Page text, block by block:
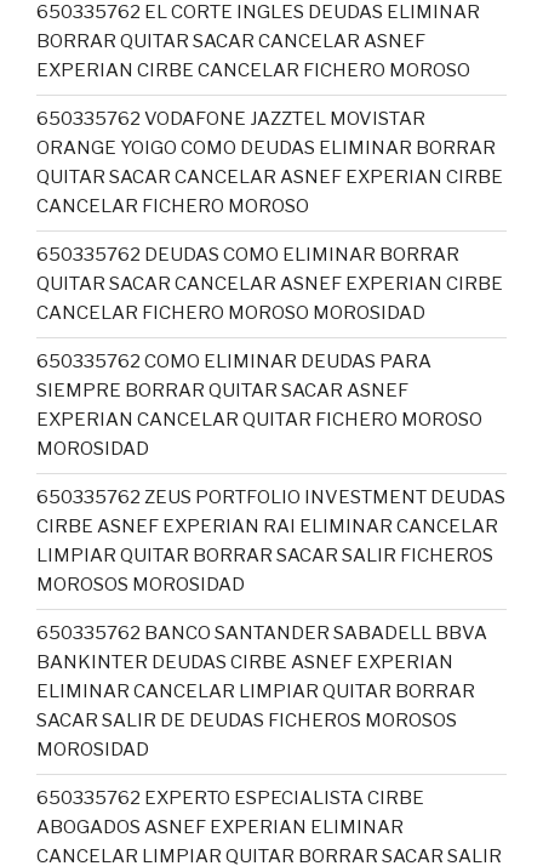
650335762 EL CORTE INGLES DEUDAS ELIMINAR
BORRAR QUITAR SACAR CANCELAR ASNEF
EXPERIAN CIRBE CANCELAR FICHERO MOROSO
650335762 VODAFONE JAZZTEL MOVISTAR
ORANGE YOIGO COMO DEUDAS ELIMINAR BORRAR
QUITAR SACAR CANCELAR ASNEF EXPERIAN CIRBE
CANCELAR FICHERO MOROSO
650335762 DEUDAS COMO ELIMINAR BORRAR
QUITAR SACAR CANCELAR ASNEF EXPERIAN CIRBE
CANCELAR FICHERO MOROSO MOROSIDAD
650335762 COMO ELIMINAR DEUDAS PARA
SIEMPRE BORRAR QUITAR SACAR ASNEF
EXPERIAN CANCELAR QUITAR FICHERO MOROSO
MOROSIDAD
650335762 ZEUS PORTFOLIO INVESTMENT DEUDAS
CIRBE ASNEF EXPERIAN RAI ELIMINAR CANCELAR
LIMPIAR QUITAR BORRAR SACAR SALIR FICHEROS
MOROSOS MOROSIDAD
650335762 BANCO SANTANDER SABADELL BBVA
BANKINTER DEUDAS CIRBE ASNEF EXPERIAN
ELIMINAR CANCELAR LIMPIAR QUITAR BORRAR
SACAR SALIR DE DEUDAS FICHEROS MOROSOS
MOROSIDAD
650335762 EXPERTO ESPECIALISTA CIRBE
ABOGADOS ASNEF EXPERIAN ELIMINAR
CANCELAR LIMPIAR QUITAR BORRAR SACAR SALIR